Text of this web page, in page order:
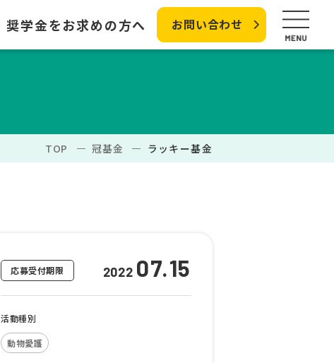
奨学金をお求めの方へ お問い合わせ
TOP 冠基金 ラッキー基金
応募受付期限 2022 07.15
活動種別
動物愛護